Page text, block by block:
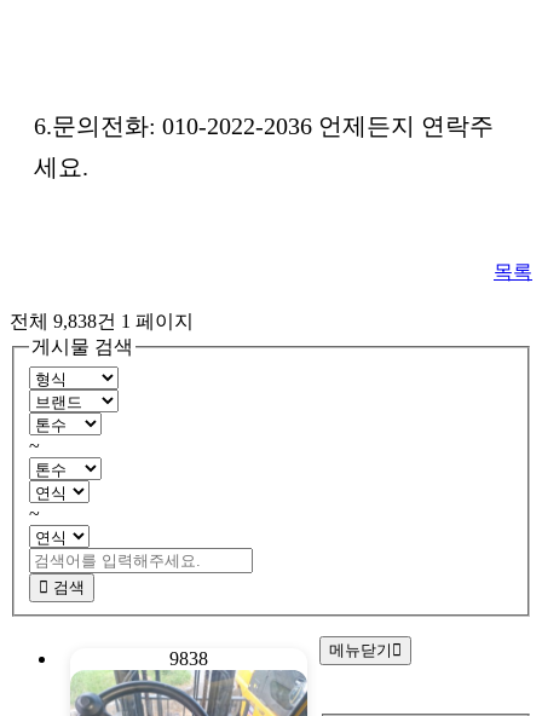
6.문의전화: 010-2022-2036 언제든지 연락주
세요.
목록
전체 9,838건 1 페이지
게시물 검색
~
~
검색
9838 메뉴닫기
회